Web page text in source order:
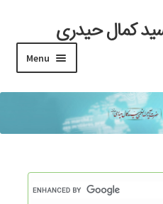
کمال حیدری
Menu